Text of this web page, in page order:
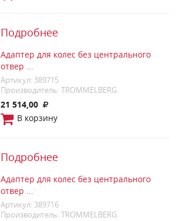
Подробнее
Адаптер для колес без центрального
отвер ...
Артикул: 389715
Производитель: TROMMELBERG
21 514,00
В корзину
Подробнее
Адаптер для колес без центрального
отвер ...
Артикул: 389716
Производитель: TROMMELBERG